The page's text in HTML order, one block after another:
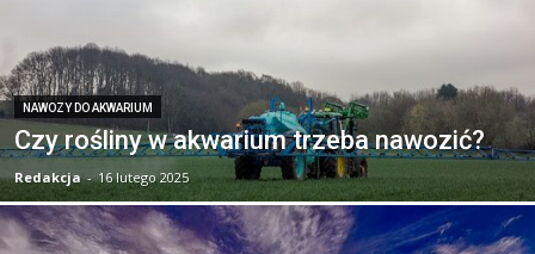
NAWOZY DO AKWARIUM
Czy rośliny w akwarium trzeba nawozić?
Redakcja - 16 lutego 2025